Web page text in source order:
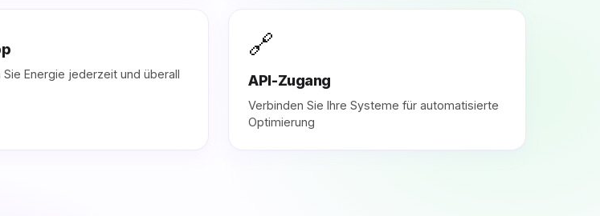
Energie jederzeit und überall
🔗
API-Zugang
Verbinden Sie Ihre Systeme für automatisierte
Optimierung